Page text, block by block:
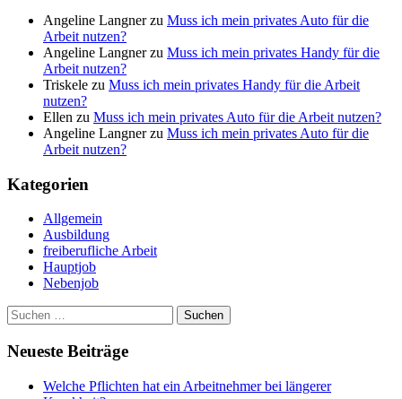
Angeline Langnerzu Muss ich mein privates Auto für die
Arbeit nutzen?
Angeline Langnerzu Muss ich mein privates Handy für die
Arbeit nutzen?
Triskele zu Muss ich mein privates Handy für die Arbeit
nutzen?
Ellen zu Muss ich mein privates Auto für die Arbeit nutzen?
Angeline Langnerzu Muss ich mein privates Auto für die
Arbeit nutzen?
Kategorien
Allgemein
Ausbildung
freiberufliche Arbeit
Hauptjob
Nebenjob
Suchen
nach:
Neueste Beiträge
Welche Pflichten hat ein Arbeitnehmer bei längerer